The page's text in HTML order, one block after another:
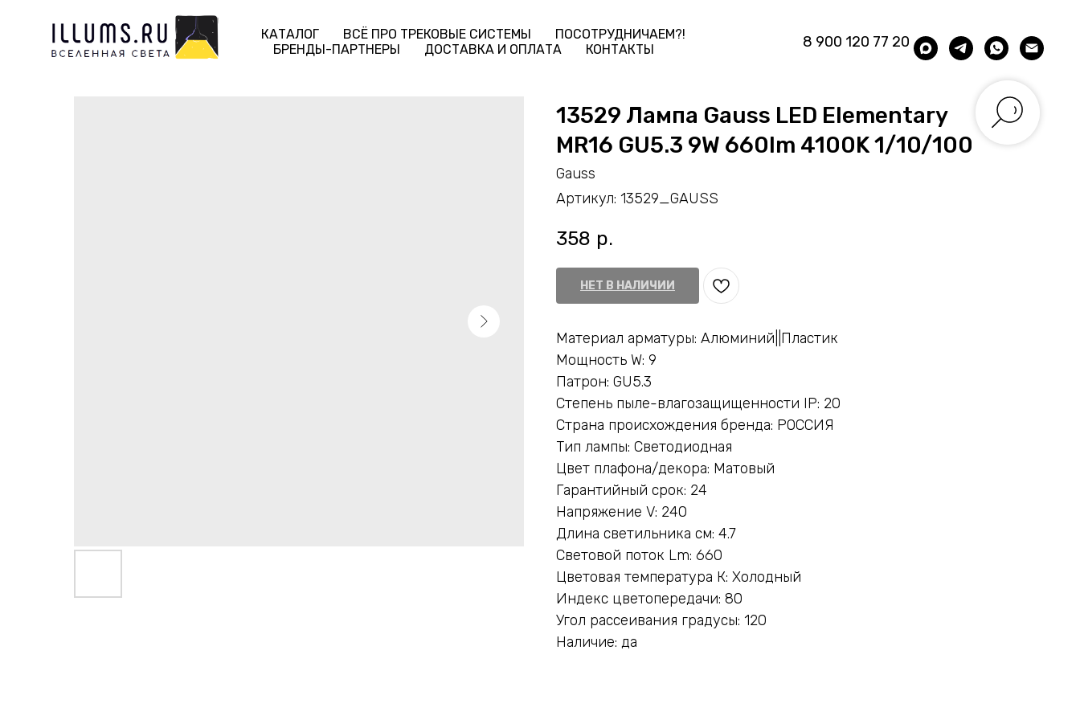
КАТАЛОГ ВСЁ ПРО ТРЕКОВЫЕ СИСТЕМЫ
ПОСОТРУДНИЧАЕМ?!
БРЕНДЫ-ПАРТНЕРЫ
ДОСТАВКА И ОПЛАТА КОНТАКТЫ 8 900 120 77 20
13529 Лампа Gauss LED Elementary
MR16 GU5.3 9W 660lm 4100K 1/10/100
Gauss
Артикул: 13529_GAUSS
358 р.
НЕТ В НАЛИЧИИ
Материал арматуры: Алюминий||Пластик
Мощность W: 9
Патрон: GU5.3
Степень пыле-влагозащищенности IP: 20
Страна происхождения бренда: РОССИЯ
Тип лампы: Светодиодная
Цвет плафона/декора: Матовый
Гарантийный срок: 24
Напряжение V: 240
Длина светильника см: 4.7
Световой поток Lm: 660
Цветовая температура К: Холодный
Индекс цветопередачи: 80
Угол рассеивания градусы: 120
Наличие: да